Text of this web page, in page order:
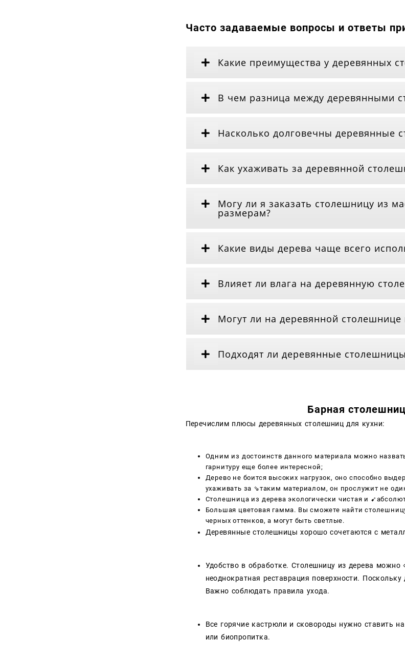
Часто задаваемые вопросы и ответы
Какие преимущества у деревянных
В чем разница между деревянными
Насколько долговечны деревянные
Как ухаживать за деревянной
Могу ли я заказать столешницу из
размерам?
Какие виды дерева чаще всего
Влияет ли влага на деревянную
Могут ли на деревянной
Подходят ли деревянные
Барная
Перечислим плюсы деревянных столешниц для кухни:
Одним из достоинств данного материала можно
гарнитуру еще более интересной;
Дерево не боится высоких нагрузок, оно способно
ухаживать за ⇘таким материалом, он прослужит не
Столешница из дерева экологически чистая и
Большая цветовая гамма. Вы сможете найти
черных оттенков, а могут быть светлые.
Деревянные столешницы хорошо сочетаются с
Удобство в обработке. Столешницу из дерева
неоднократная реставрация поверхности.
Важно соблюдать правила ухода.
Все горячие кастрюли и сковороды нужно ставить
или биопропитка.